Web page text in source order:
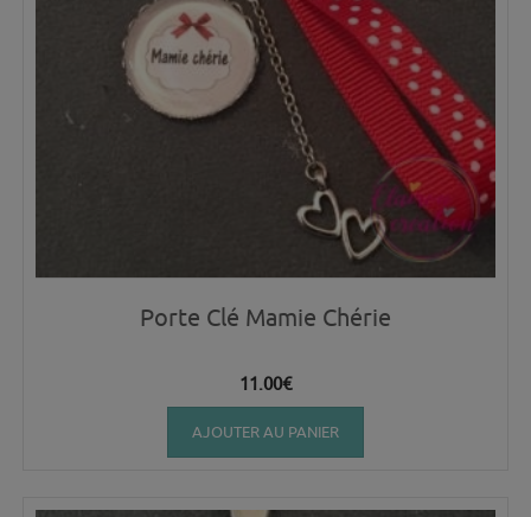
Porte Clé Mamie Chérie
11.00€
AJOUTER AU PANIER